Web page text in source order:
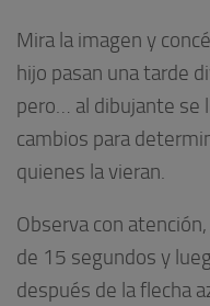
Mira la imagen y
hijo pasan una tarde
pero… al dibujante se
cambios para
quienes la vieran.
Observa con
de 15 segundos y
después de la flecha